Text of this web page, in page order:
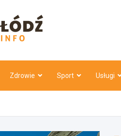
Zdrowie Sport Usługi